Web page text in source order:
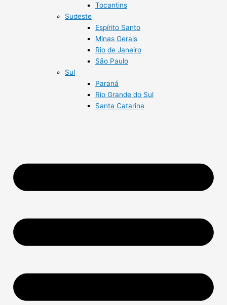
Tocantins
Sudeste
Espírito Santo
Minas Gerais
Rio de Janeiro
São Paulo
Sul
Paraná
Rio Grande do Sul
Santa Catarina